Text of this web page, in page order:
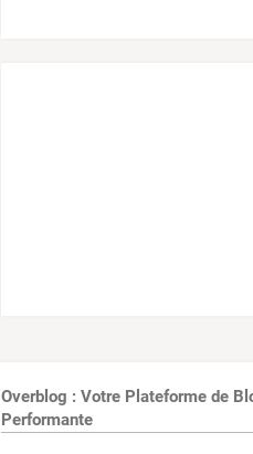
Overblog : Votre Plateforme de
Performante